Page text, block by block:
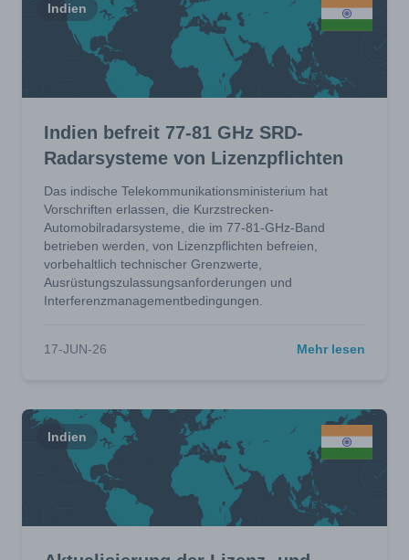
Indien
Indien befreit 77-81 GHz SRD-
Radarsysteme von Lizenzpflichten
Das indische Telekommunikationsministerium hat
Vorschriften erlassen, die Kurzstrecken-
Automobilradarsysteme, die im 77-81-GHz-Band
betrieben werden, von Lizenzpflichten befreien,
vorbehaltlich technischer Grenzwerte,
Ausrüstungszulassungsanforderungen und
Interferenzmanagementbedingungen.
17-JUN-26 Mehr lesen
Indien